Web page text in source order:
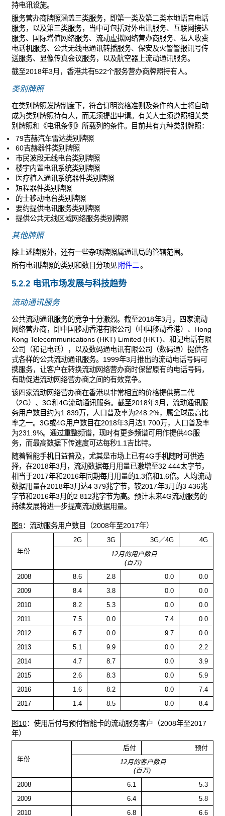
持电讯设施。
服务营办商牌照涵盖三类服务，即第一类及第二类本地语音电话
服务，以及第三类服务，当中可包括对外电讯服务、互联网接达
服务、国际增值网络服务、流动虚拟网络营办商服务、私人收费
电话机服务、公共无线电通讯转播服务、保安及火警警报讯号传
送服务、显像传真会议服务，以及航空器上流动通讯服务。
截至2018年3月，香港共有522个服务营办商牌照持有人。
类别牌照
在类别牌照发牌制度下，符合订明资格准则及条件的人士将自动
成为类别牌照持有人，而无须提出申请。有关人士须遵照相关类
别牌照和《电讯条例》所载列的条件。目前共有九种类别牌照：
79吉赫汽车雷达类别牌照
60吉赫器件类别牌照
市民波段无线电台类别牌照
楼宇内置电讯系统类别牌照
医疗植入通讯系统器件类别牌照
短程器件类别牌照
的士移动电台类别牌照
要约提供电讯服务类别牌照
提供公共无线区域网络服务类别牌照
其他牌照
除上述牌照外，还有一些杂项牌照属通讯局的管辖范围。
所有电讯牌照的类别和数目分项见 附件二。
5.2.2 电讯市场发展与科技趋势
流动通讯服务
公共流动通讯服务的竞争十分激烈。截至2018年3月，四家流动
网络营办商，即中国移动香港有限公司（中国移动香港）、Hong
Kong Telecommunications (HKT) Limited (HKT)、和记电话有限
公司（和记电话），以及数码通电讯有限公司（数码通）提供各
式各样的公共流动通讯服务。1999年3月推出的流动电话号码可
携服务，让客户在转换流动网络营办商时保留原有的电话号码，
有助促进流动网络营办商之间的有效竞争。
该四家流动网络营办商在香港以非常相宜的价格提供第二代
（2G）、3G和4G流动通讯服务。截至2018年3月，流动通讯服
务用户数目约为1 839万，人口普及率为248.2%，属全球最高比
率之一。3G或4G用户数目在2018年3月达1 700万，人口普及率
为231.9%。通过重整频谱，现时有更多频谱可用作提供4G服
务，而最高数据下传速度可达每秒1.1吉比特。
随着智能手机日益普及，尤其是市场上已有4G手机随时可供选
择，在2018年3月，流动数据每月用量已激增至32 444太字节，
相当于2017年和2016年同期每月用量的1.3倍和1.6倍。人均流动
数据用量在2018年3月达4 379兆字节，较2017年3月的3 436兆
字节和2016年3月的2 812兆字节为高。预计未来4G流动服务的
持续发展将进一步提高流动数据用量。
图9：流动服务用户数目（2008年至2017年）
年份
2G 3G 3G／4G
4G
12月的用户数目
(百万)
2008
8.6 2.8 0.0
0.0
2009
8.4 3.8 0.0
0.0
2010
8.2 5.3 0.0
0.0
2011
7.5 0.0 7.4
0.0
2012
6.7 0.0 9.7
0.0
2013
5.1 9.9 0.0
2.2
2014
4.7 8.7 0.0
3.9
2015
2.6 8.3 0.0
5.9
2016
1.6 8.2 0.0
7.4
2017
1.4 8.5 0.0 8.4
图10：使用后付与预付智能卡的流动服务客户（2008年至2017
年）
年份
后付
预付
12月的客户数目
(百万)
2008
6.1
5.3
2009
6.4
5.8
2010
6.8 6.6